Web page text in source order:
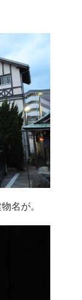
名が。